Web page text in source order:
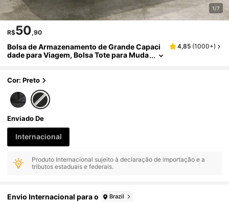
1/7
R$50,90
Bolsa de Armazenamento de Grande Capaci
dade para Viagem, Bolsa Tote para Muda
4,85 (1000+)
Cor: Preto
Enviado De
Internacional
Produto Internacional sujeito à declaração de importação e a
tributos estaduais e federais.
Envio Internacional para o Brazil